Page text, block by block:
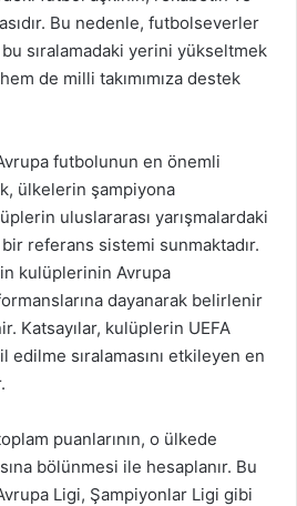
Bu nedenle, futbolseverler
sıralamadaki yerini yükseltmek
de milli takımımıza destek
futbolunun en önemli
ülkelerin şampiyona
uluslararası yarışmalardaki
bir referans sistemi sunmaktadır.
kulüplerinin Avrupa
dayanarak belirlenir
Katsayılar, kulüplerin UEFA
edilme sıralamasını etkileyen en
puanlarının, o ülkede
bölünmesi ile hesaplanır. Bu
Ligi, Şampiyonlar Ligi gibi